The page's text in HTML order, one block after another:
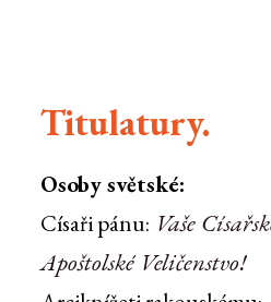
Titulatury.
Osoby světské:
Císaři pánu: Vaše
Apoštolské Veličenstvo!